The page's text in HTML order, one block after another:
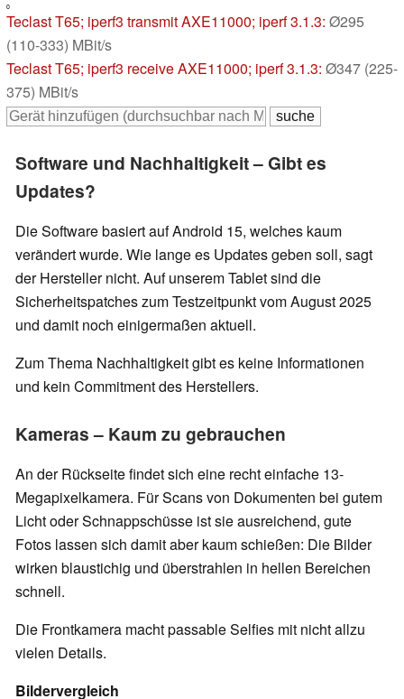
0
Teclast T65; iperf3 transmit AXE11000; iperf 3.1.3: Ø295
(110-333) MBit/s
Teclast T65; iperf3 receive AXE11000; iperf 3.1.3: Ø347 (225-
375) MBit/s
Software und Nachhaltigkeit – Gibt es
Updates?
Die Software basiert auf Android 15, welches kaum
verändert wurde. Wie lange es Updates geben soll, sagt
der Hersteller nicht. Auf unserem Tablet sind die
Sicherheitspatches zum Testzeitpunkt vom August 2025
und damit noch einigermaßen aktuell.
Zum Thema Nachhaltigkeit gibt es keine Informationen
und kein Commitment des Herstellers.
Kameras – Kaum zu gebrauchen
An der Rückseite findet sich eine recht einfache 13-
Megapixelkamera. Für Scans von Dokumenten bei gutem
Licht oder Schnappschüsse ist sie ausreichend, gute
Fotos lassen sich damit aber kaum schießen: Die Bilder
wirken blaustichig und überstrahlen in hellen Bereichen
schnell.
Die Frontkamera macht passable Selfies mit nicht allzu
vielen Details.
Bildervergleich